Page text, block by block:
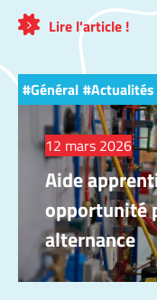
Lire l'article !
Général
12 mars 2026
Aide
opportunité
alternance